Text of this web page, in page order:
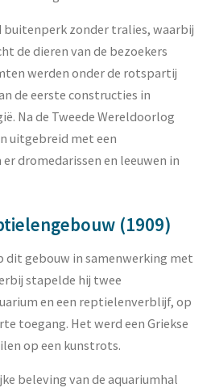
buitenperk zonder tralies, waarbij
de dieren van de bezoekers
werden onder de rotspartij
de eerste constructies in
Na de Tweede Wereldoorlog
uitgebreid met een
dromedarissen en leeuwen in
(1909)
dit gebouw in samenwerking met
stapelde hij twee
en een reptielenverblijf, op
toegang. Het werd een Griekse
op een kunstrots.
beleving van de aquariumhal